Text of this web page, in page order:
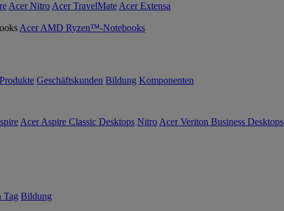
Acer Nitro Acer TravelMate Acer Extensa
Acer AMD Ryzen™-Notebooks
Geschäftskunden Bildung Komponenten
Acer Aspire Classic Desktops Nitro Acer Veriton Business Desktops
Tag Bildung